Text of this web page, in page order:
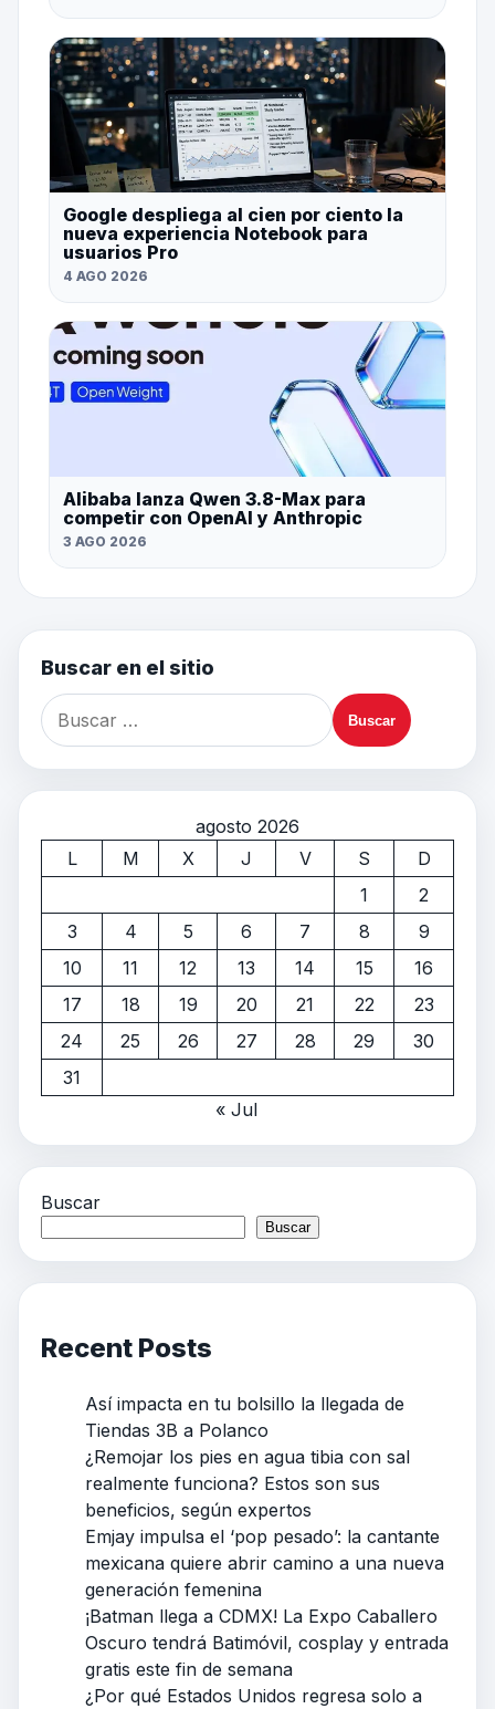
Google despliega al cien por ciento la
nueva experiencia Notebook para
usuarios Pro
4 AGO 2026
Alibaba lanza Qwen 3.8-Max para
competir con OpenAI y Anthropic
3 AGO 2026
Buscar en el sitio
agosto 2026
L
M X J V S
D
1
2
3
4 5 6 7 8
9
10
11 12 13 14 15
16
17
18 19 20 21 22
23
24
25 26 27 28 29
30
31
« Jul
Buscar
Buscar
Recent Posts
Así impacta en tu bolsillo la llegada de
Tiendas 3B a Polanco
¿Remojar los pies en agua tibia con sal
realmente funciona? Estos son sus
beneficios, según expertos
Emjay impulsa el ‘pop pesado’: la cantante
mexicana quiere abrir camino a una nueva
generación femenina
¡Batman llega a CDMX! La Expo Caballero
Oscuro tendrá Batimóvil, cosplay y entrada
gratis este fin de semana
¿Por qué Estados Unidos regresa solo a